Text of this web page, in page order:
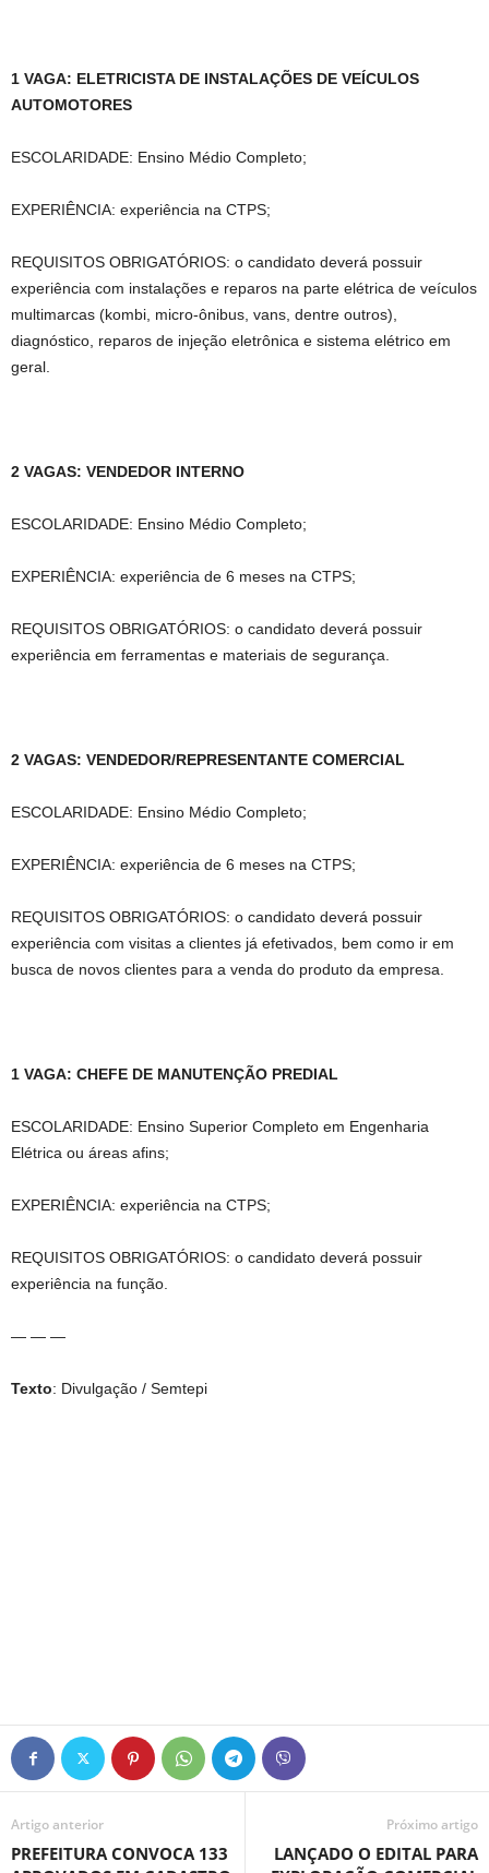
1 VAGA: ELETRICISTA DE INSTALAÇÕES DE VEÍCULOS
AUTOMOTORES
ESCOLARIDADE: Ensino Médio Completo;
EXPERIÊNCIA: experiência na CTPS;
REQUISITOS OBRIGATÓRIOS: o candidato deverá possuir
experiência com instalações e reparos na parte elétrica de veículos
multimarcas (kombi, micro-ônibus, vans, dentre outros),
diagnóstico, reparos de injeção eletrônica e sistema elétrico em
geral.
2 VAGAS: VENDEDOR INTERNO
ESCOLARIDADE: Ensino Médio Completo;
EXPERIÊNCIA: experiência de 6 meses na CTPS;
REQUISITOS OBRIGATÓRIOS: o candidato deverá possuir
experiência em ferramentas e materiais de segurança.
2 VAGAS: VENDEDOR/REPRESENTANTE COMERCIAL
ESCOLARIDADE: Ensino Médio Completo;
EXPERIÊNCIA: experiência de 6 meses na CTPS;
REQUISITOS OBRIGATÓRIOS: o candidato deverá possuir
experiência com visitas a clientes já efetivados, bem como ir em
busca de novos clientes para a venda do produto da empresa.
1 VAGA: CHEFE DE MANUTENÇÃO PREDIAL
ESCOLARIDADE: Ensino Superior Completo em Engenharia
Elétrica ou áreas afins;
EXPERIÊNCIA: experiência na CTPS;
REQUISITOS OBRIGATÓRIOS: o candidato deverá possuir
experiência na função.
— — —
Texto: Divulgação / Semtepi
Artigo anterior
PREFEITURA CONVOCA 133
Próximo artigo
LANÇADO O EDITAL PARA